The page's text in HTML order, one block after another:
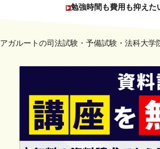
勉強時間も費用も抑えた
アガルートの司法試験・予備試験・法科大学